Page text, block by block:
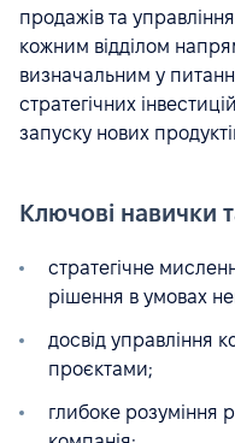
продажів та
кожним відділом
визначальним у
стратегічних
запуску нових
Ключові навички
стратегічне
рішення в умовах
досвід управління
проєктами;
глибоке розуміння